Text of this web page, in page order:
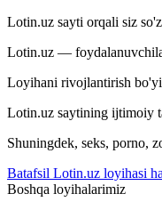
Lotin.uz sayti orqali siz
Lotin.uz —
Loyihani rivojlantirish
Lotin.uz saytining ijtimoiy
Shuningdek, seks, porno,
Batafsil Lotin.uz loyihasi
Boshqa loyihalarimiz